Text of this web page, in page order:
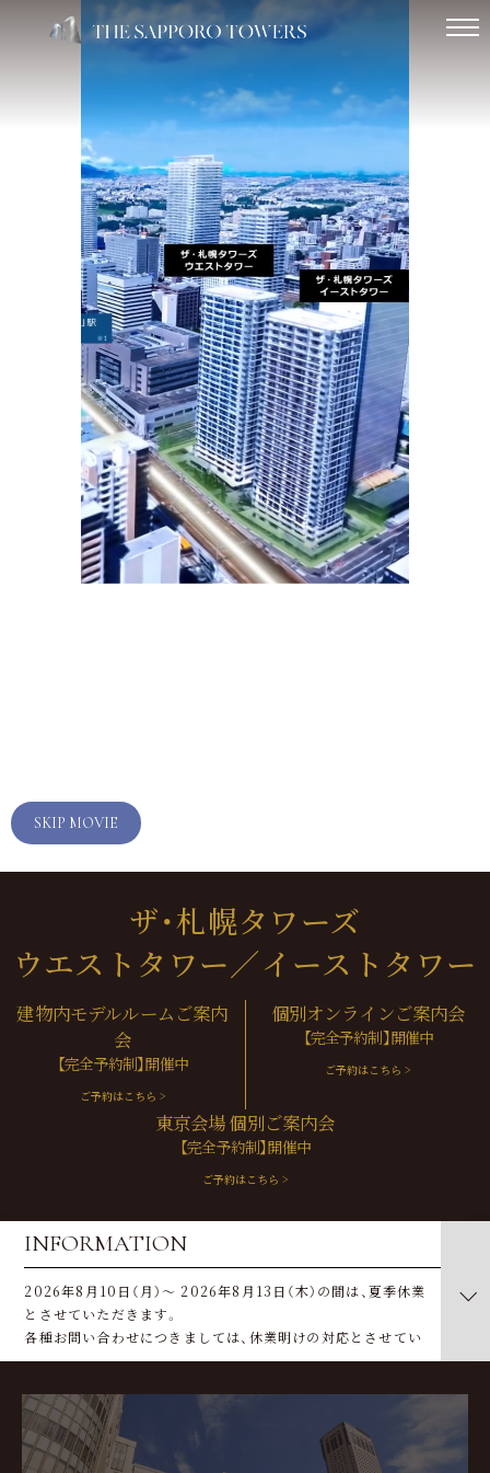
SKIP MOVIE
ザ・札幌タワーズ
ウエストタワー／イーストタワー
建物内モデルルームご案内
会
【完全予約制】開催中
ご予約はこちら >
個別オンラインご案内会
【完全予約制】開催中
ご予約はこちら >
東京会場 個別ご案内会
【完全予約制】開催中
ご予約はこちら >
INFORMATION
2026年8月10日（月）～ 2026年8月13日（木）の間は、夏季休業
とさせていただきます。
各種お問い合わせにつきましては、休業明けの対応とさせてい
ただきます。あらかじめご了承ください。
8月7日（金）～8月31日（月）
10:00～・13:00～・16:00～